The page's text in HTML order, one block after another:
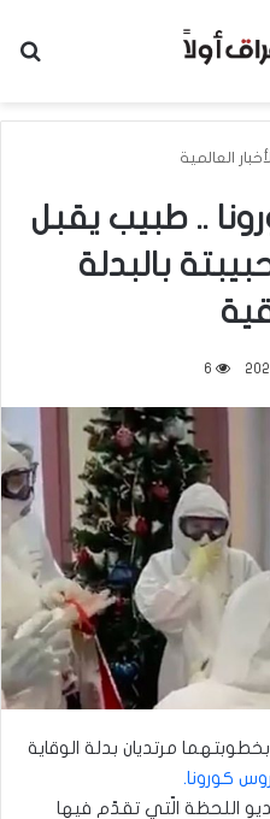
العالمية
.. طبيب يقبل
بالبدلة
6
مرتديان بدلة الوقاية
كورونا.
اللحظة الّتي تقدّم فيها